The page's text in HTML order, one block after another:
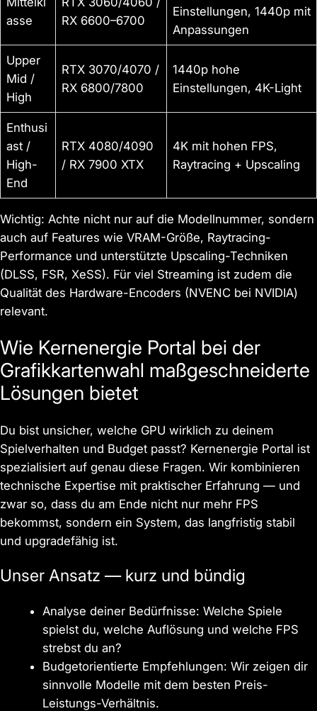
asse
RX 6600–6700
Einstellungen, 1440p mit
Anpassungen
Upper
Mid /
High
RTX 3070/4070 /
RX 6800/7800
1440p hohe
Einstellungen, 4K-Light
Enthusi
ast /
High-
End
RTX 4080/4090
/ RX 7900 XTX
4K mit hohen FPS,
Raytracing + Upscaling
Wichtig: Achte nicht nur auf die Modellnummer, sondern
auch auf Features wie VRAM-Größe, Raytracing-
Performance und unterstützte Upscaling-Techniken
(DLSS, FSR, XeSS). Für viel Streaming ist zudem die
Qualität des Hardware-Encoders (NVENC bei NVIDIA)
relevant.
Wie Kernenergie Portal bei der
Grafikkartenwahl maßgeschneiderte
Lösungen bietet
Du bist unsicher, welche GPU wirklich zu deinem
Spielverhalten und Budget passt? Kernenergie Portal ist
spezialisiert auf genau diese Fragen. Wir kombinieren
technische Expertise mit praktischer Erfahrung — und
zwar so, dass du am Ende nicht nur mehr FPS
bekommst, sondern ein System, das langfristig stabil
und upgradefähig ist.
Unser Ansatz — kurz und bündig
Analyse deiner Bedürfnisse: Welche Spiele
spielst du, welche Auflösung und welche FPS
strebst du an?
Budgetorientierte Empfehlungen: Wir zeigen dir
sinnvolle Modelle mit dem besten Preis-
Leistungs-Verhältnis.